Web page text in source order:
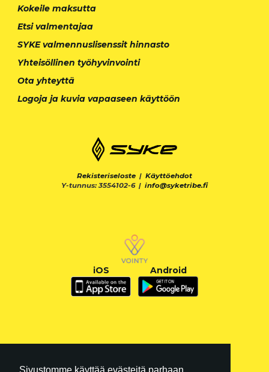
Kokeile maksutta
Etsi valmentajaa
SYKE valmennuslisenssit hinnasto
Yhteisöllinen työhyvinvointi
Ota yhteyttä
Logoja ja kuvia vapaaseen käyttöön
Rekisteriseloste | Käyttöehdot
Y-tunnus: 3554102-6 | info@syketribe.fi
iOS Android